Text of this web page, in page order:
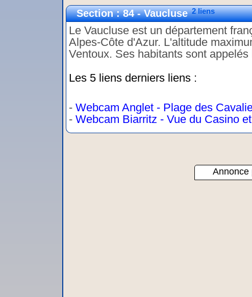
Section : 84 - Vaucluse 2 liens
Le Vaucluse est un département
Alpes-Côte d'Azur. L'altitude
Ventoux. Ses habitants sont appelés
Les 5 liens derniers liens :
- Webcam Anglet - Plage des
- Webcam Biarritz - Vue du Casino
Annonce